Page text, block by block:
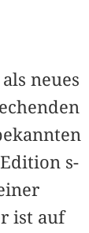
neues
Edition s­
ist auf